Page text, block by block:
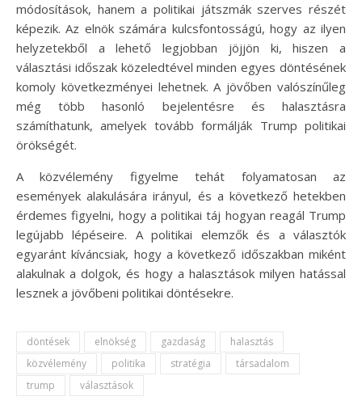
módosítások, hanem a politikai játszmák szerves részét
képezik. Az elnök számára kulcsfontosságú, hogy az ilyen
helyzetekből a lehető legjobban jöjjön ki, hiszen a
választási időszak közeledtével minden egyes döntésének
komoly következményei lehetnek. A jövőben valószínűleg
még több hasonló bejelentésre és halasztásra
számíthatunk, amelyek tovább formálják Trump politikai
örökségét.
A közvélemény figyelme tehát folyamatosan az
események alakulására irányul, és a következő hetekben
érdemes figyelni, hogy a politikai táj hogyan reagál Trump
legújabb lépéseire. A politikai elemzők és a választók
egyaránt kíváncsiak, hogy a következő időszakban miként
alakulnak a dolgok, és hogy a halasztások milyen hatással
lesznek a jövőbeni politikai döntésekre.
döntések elnökség gazdaság
halasztás
közvélemény
politika stratégia
társadalom
trump
választások